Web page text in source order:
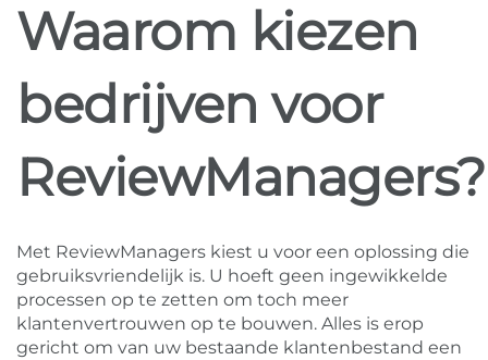
Waarom kiezen
bedrijven voor
ReviewManagers?
Met ReviewManagers kiest u voor een oplossing die
gebruiksvriendelijk is. U hoeft geen ingewikkelde
processen op te zetten om toch meer
klantenvertrouwen op te bouwen. Alles is erop
gericht om van uw bestaande klantenbestand een